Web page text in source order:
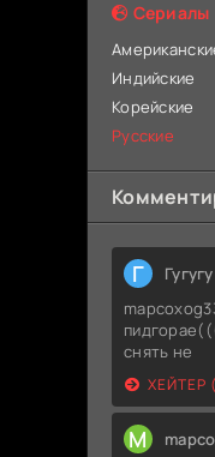
Сериалы
Индийские
Корейские
Русские
Г Гугугу
снять не
ХЕЙТЕР
M